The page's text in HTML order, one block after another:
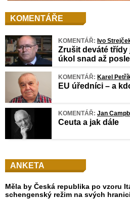
KOMENTÁŘE
KOMENTÁŘ: Ivo
Zrušit deváté
úkol snad až
KOMENTÁŘ: Karel
EU úředníci – a
KOMENTÁŘ: Jan
Ceuta a jak dále
ANKETA
Měla by Česká republika po vzoru
schengenský režim na svých